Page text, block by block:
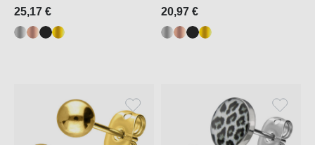
25,17 € 20,97 €